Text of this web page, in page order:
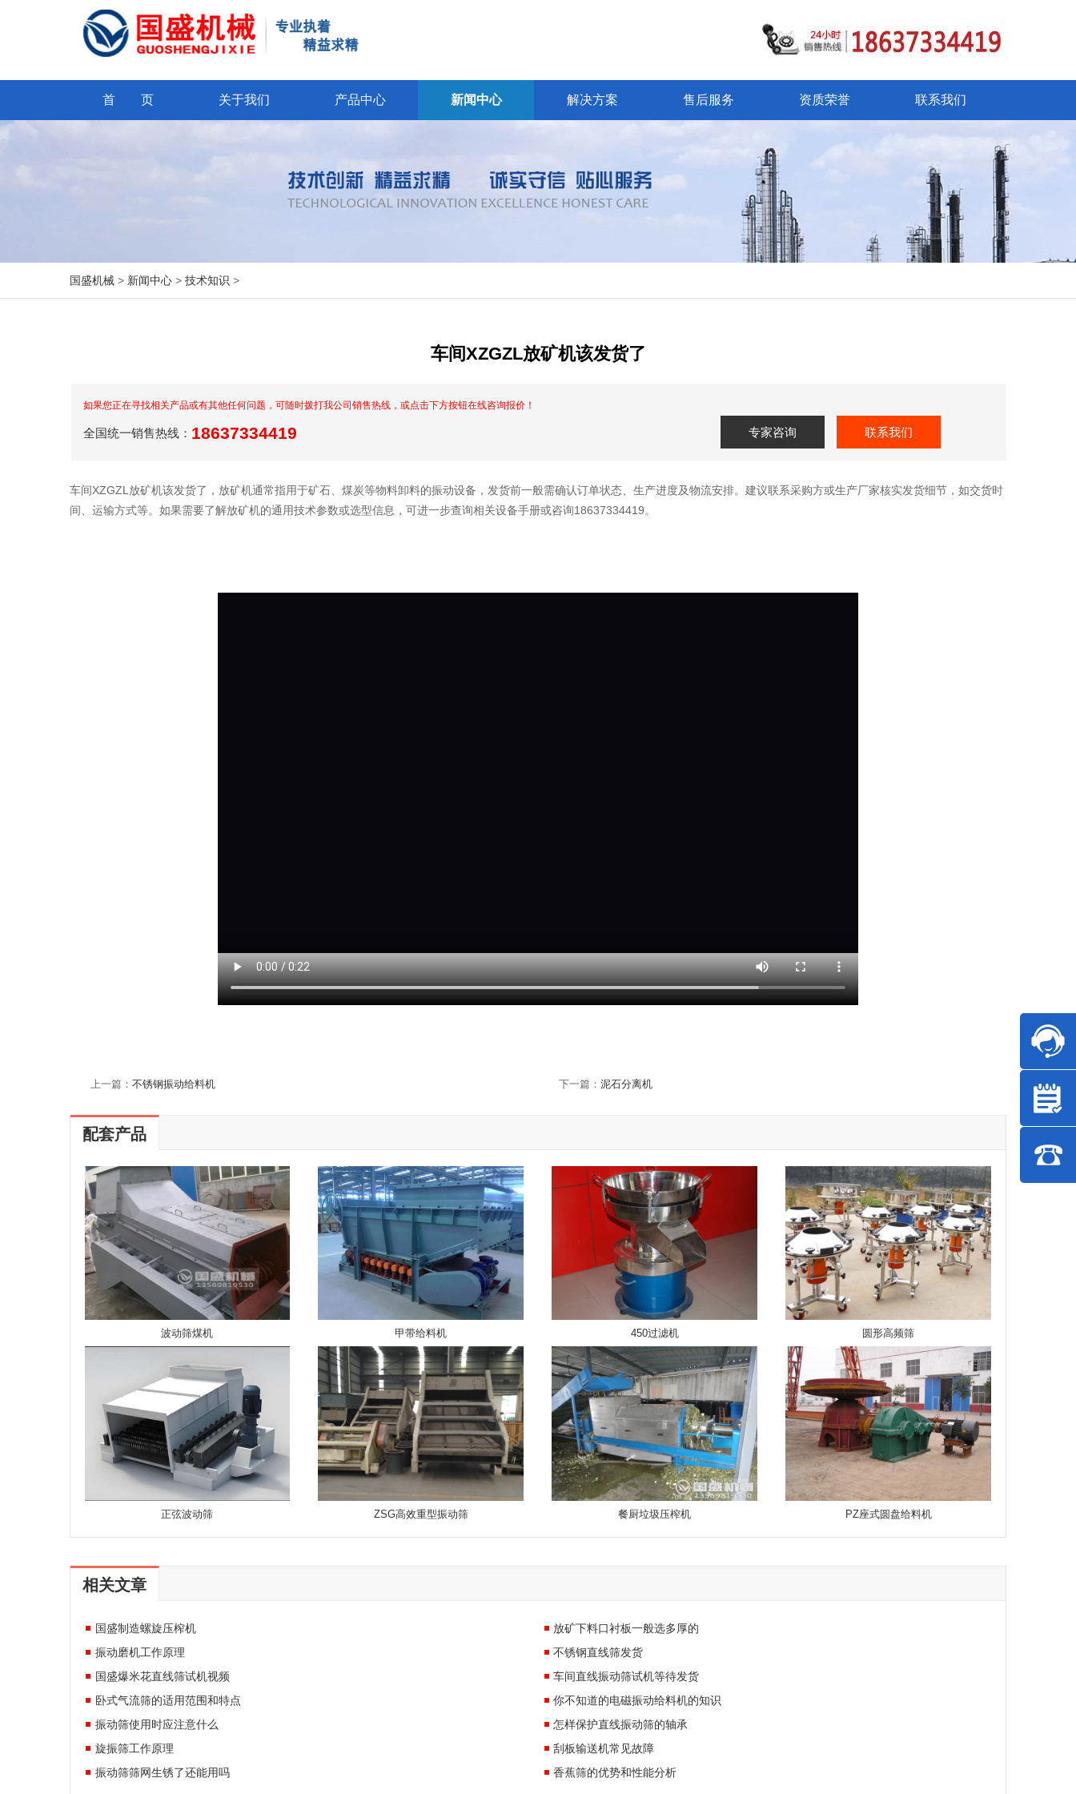
首 页 关于我们 产品中心 新闻中心 解决方案 售后服务 资质荣誉 联系我们
国盛机械 > 新闻中心 > 技术知识 >
车间XZGZL放矿机该发货了
如果您正在寻找相关产品或有其他任何问题，可随时拨打我公司销售热线，或点击下方按钮在线咨询报价！
全国统一销售热线： 18637334419 专家咨询 联系我们
车间XZGZL放矿机该发货了，放矿机通常指用于矿石、煤炭等物料卸料的振动设备，发货前一般需确认订单状态、生产进度及物流安排。建议联系采购方或生产厂家核实发货细节，如交货时
间、运输方式等。 如果需要了解放矿机的通用技术参数或选型信息，可进一步查询相关设备手册或咨询18637334419。
上一篇： 不锈钢振动给料机 下一篇： 泥石分离机
配套产品
波动筛煤机 甲带给料机 450过滤机 圆形高频筛
正弦波动筛 ZSG高效重型振动筛 餐厨垃圾压榨机 PZ座式圆盘给料机
相关文章
国盛制造螺旋压榨机
放矿下料口衬板一般选多厚的
振动磨机工作原理
不锈钢直线筛发货
国盛爆米花直线筛试机视频
车间直线振动筛试机等待发货
卧式气流筛的适用范围和特点
你不知道的电磁振动给料机的知识
振动筛使用时应注意什么
怎样保护直线振动筛的轴承
旋振筛工作原理
刮板输送机常见故障
振动筛筛网生锈了还能用吗
香蕉筛的优势和性能分析